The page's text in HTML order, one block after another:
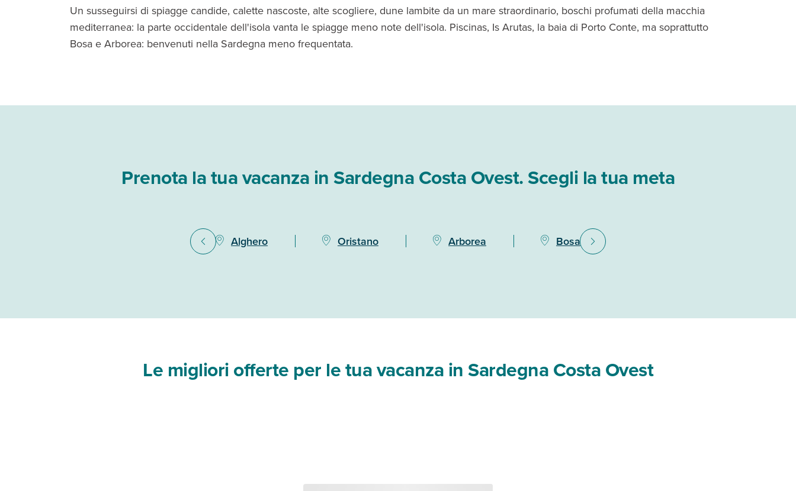
Un susseguirsi di spiagge candide, calette nascoste, alte scogliere, dune lambite da un mare straordinario, boschi profumati della macchia
mediterranea: la parte occidentale dell'isola vanta le spiagge meno note dell'isola. Piscinas, Is Arutas, la baia di Porto Conte, ma soprattutto
Bosa e Arborea: benvenuti nella Sardegna meno frequentata.
Prenota la tua vacanza in Sardegna Costa Ovest. Scegli la tua meta
Alghero Oristano Arborea Bosa
Le migliori offerte per le tua vacanza in Sardegna Costa Ovest